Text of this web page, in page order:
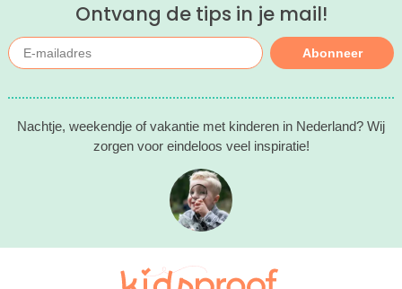
Ontvang de tips in je mail!
Abonneer
Nachtje, weekendje of vakantie met kinderen in Nederland? Wij
zorgen voor eindeloos veel inspiratie!